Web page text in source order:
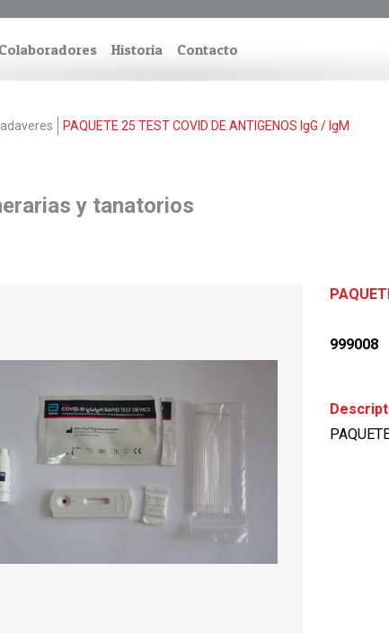
Colaboradores Historia Contacto
PAQUETE 25 TEST COVID DE ANTIGENOS lgG / lgM
y tanatorios
999008